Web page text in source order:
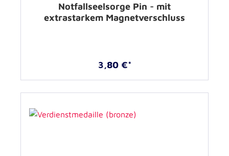
Notfallseelsorge Pin - mit
extrastarkem Magnetverschluss
3,80 €*